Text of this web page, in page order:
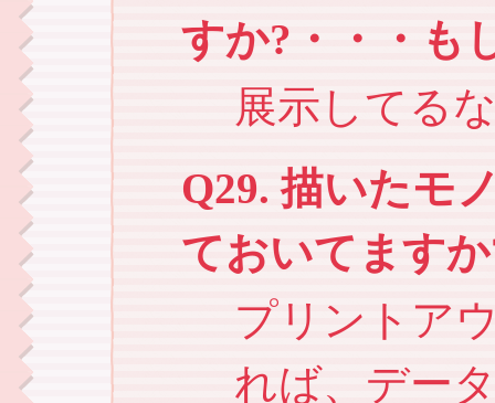
すか?・・・も
展示してる
Q29. 描いたモ
ておいてます
プリントア
れば、デー